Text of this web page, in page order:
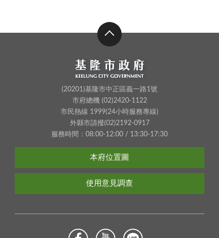
(20201)基隆市中正區義一路1號
市府總機 (02)2420-1122
市民熱線 1999(24小時服務專線)
外縣市請撥(02)2192-0917
服務時間：08:00-12:00 / 13:30-17:30
本府位置圖
使用意見調查